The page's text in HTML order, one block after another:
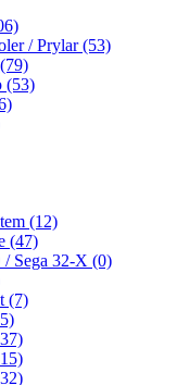
/ Prylar(53)
(79)
(53)
(12)
(47)
/ Sega 32-X (0)
(7)